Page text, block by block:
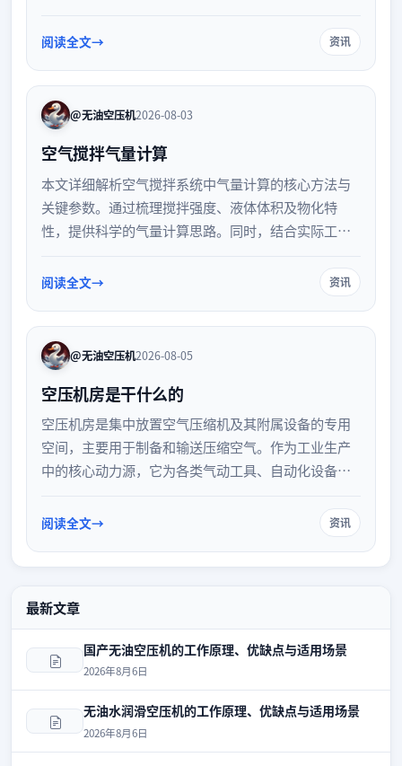
供安全稳定的气源支持。
阅读全文 资讯
@无油空压机2026-08-03
空气搅拌气量计算
本文详细解析空气搅拌系统中气量计算的核心方法与
关键参数。通过梳理搅拌强度、液体体积及物化特
性，提供科学的气量计算思路。同时，结合实际工程
优化工业搅拌系统的能效与稳定性。
阅读全文 资讯
@无油空压机2026-08-05
空压机房是干什么的
空压机房是集中放置空气压缩机及其附属设备的专用
空间，主要用于制备和输送压缩空气。作为工业生产
中的核心动力源，它为各类气动工具、自动化设备和
析空压机房的核心功能、主要设备构成以及日常运维
管理要点，帮助您全面了解这一关键工业设施的作
用。
阅读全文 资讯
最新文章
国产无油空压机的工作原理、优缺点与适用场景
2026年8月6日
无油水润滑空压机的工作原理、优缺点与适用场景
2026年8月6日